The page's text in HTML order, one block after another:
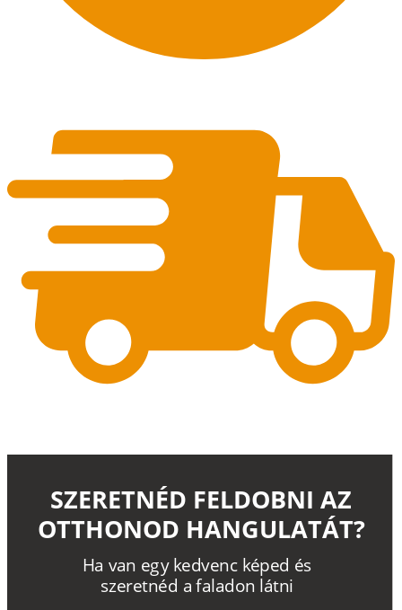
Ha van egy kedvenc képed és
szeretnéd a faladon látni
SZERETNÉD FELDOBNI AZ
OTTHONOD HANGULATÁT?